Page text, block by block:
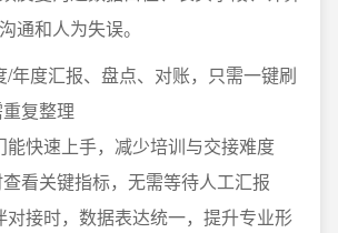
通和人为失误。
/年度汇报、盘点、对账，只需一键刷
复整理
能快速上手，减少培训与交接难度
看关键指标，无需等待人工汇报
对接时，数据表达统一，提升专业形